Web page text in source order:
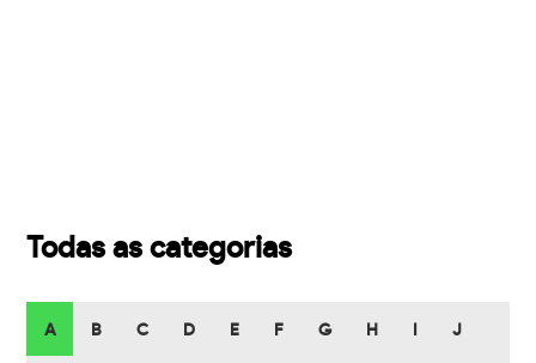
Todas as categorias
A B C D E F G H J